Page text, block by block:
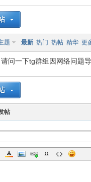
题 最新 热门 热帖 精华 更
请问一下tg群组因网络问题
帖